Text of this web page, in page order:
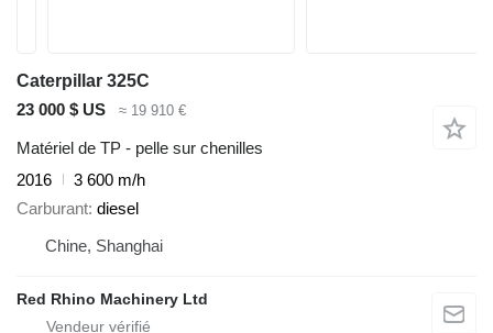
Caterpillar 325C
23 000 $ US
≈ 19 910 €
Matériel de TP - pelle sur chenilles
2016
3 600 m/h
Carburant diesel
Chine, Shanghai
Red Rhino Machinery Ltd